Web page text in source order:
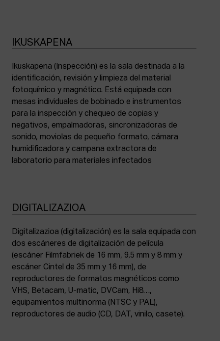
IKUSKAPENA
Ikuskapena (Inspección) es la sala destinada a la
identificación, revisión y limpieza del material
fotoquímico y magnético. Está equipada con
mesas individuales de bobinado e instrumentos
para la inspección y chequeo de copias y
negativos, empalmadoras, sincronizadoras de
sonido, moviolas de pequeño formato, cámara
humidificadora y campana extractora de
laboratorio para materiales infectados
DIGITALIZAZIOA
Digitalizazioa (digitalización) es la sala equipada con
dos escáneres de digitalización de película
(escáner Filmfabriek de 16 mm, 9.5 mm y 8 mm y
escáner Cintel de 35 mm y 16 mm), de
reproductores de formatos magnéticos como
VHS, Betacam, U-matic, DVCam, Hi8…,
equipamientos multinorma (NTSC y PAL),
reproductores de audio (CD, DAT, vinilo, casete).